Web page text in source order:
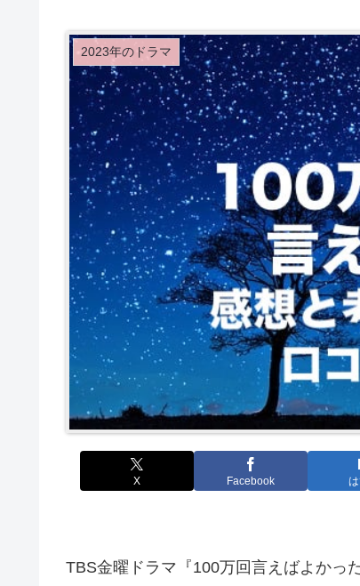
2023年のドラマ
X Facebook
TBS金曜ドラマ『100万回言えばよかっ